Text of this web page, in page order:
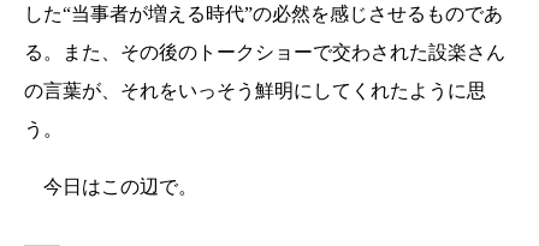
した“当事者が増える時代”の必然を感じさせるものであ
る。また、その後のトークショーで交わされた設楽さん
の言葉が、それをいっそう鮮明にしてくれたように思
う。
今日はこの辺で。